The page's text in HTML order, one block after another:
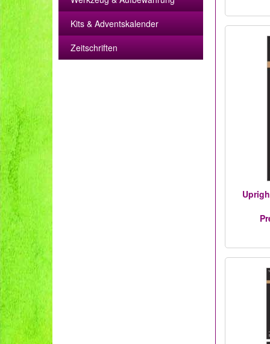
Kits & Adventskalender
Zeitschriften